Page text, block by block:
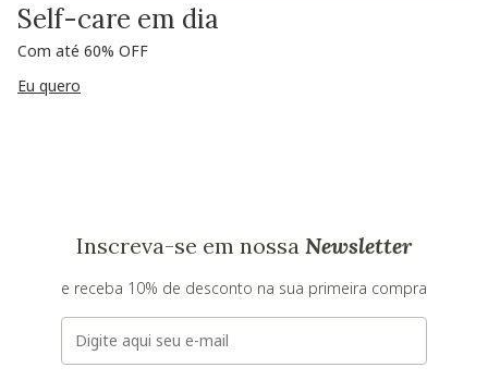
Self-care em dia
Com até 60% OFF
Eu quero
Inscreva-se em nossa Newsletter
e receba 10% de desconto na sua primeira compra
E-mail